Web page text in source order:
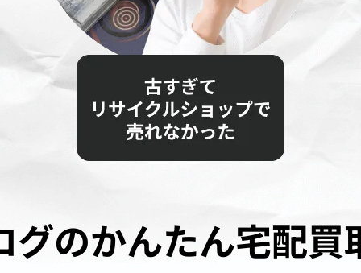
グのかんたん宅配買